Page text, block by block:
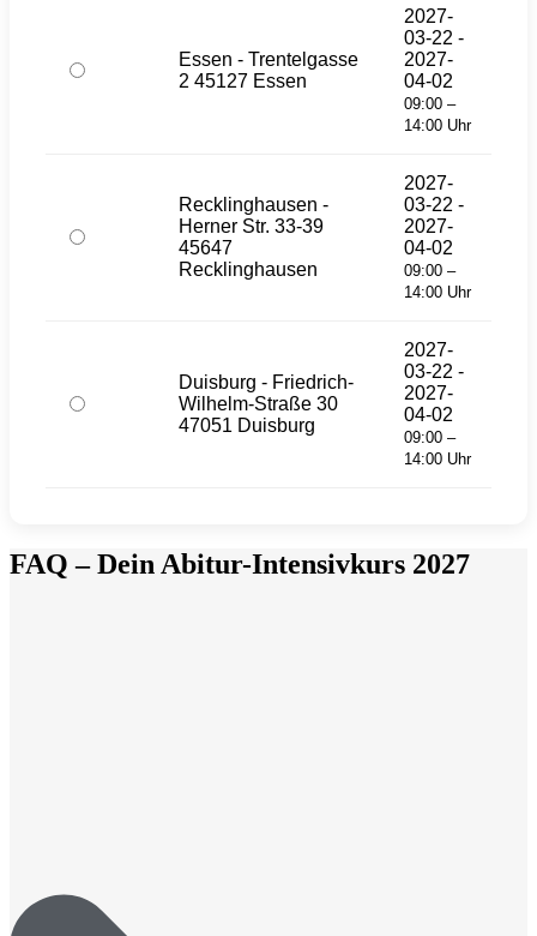
Essen - Trentelgasse
2 45127 Essen
2027-
03-22 -
2027-
04-02
09:00 –
14:00 Uhr
Recklinghausen -
Herner Str. 33-39
45647
Recklinghausen
2027-
03-22 -
2027-
04-02
09:00 –
14:00 Uhr
Duisburg - Friedrich-
Wilhelm-Straße 30
47051 Duisburg
2027-
03-22 -
2027-
04-02
09:00 –
14:00 Uhr
FAQ – Dein Abitur-Intensivkurs 2027